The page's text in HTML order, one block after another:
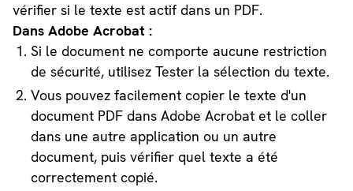
vérifier si le texte est actif dans un PDF.
Dans Adobe Acrobat :
Si le document ne comporte aucune restriction
de sécurité, utilisez Tester la sélection du texte.
Vous pouvez facilement copier le texte d'un
document PDF dans Adobe Acrobat et le coller
dans une autre application ou un autre
document, puis vérifier quel texte a été
correctement copié.